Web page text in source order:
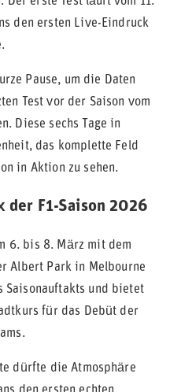
den ersten Live-Eindruck
Pause, um die Daten
Test vor der Saison vom
Diese sechs Tage in
das komplette Feld
in Aktion zu sehen.
der F1-Saison 2026
6. bis 8. März mit dem
Albert Park in Melbourne
Saisonauftakts und bietet
für das Debüt der
dürfte die Atmosphäre